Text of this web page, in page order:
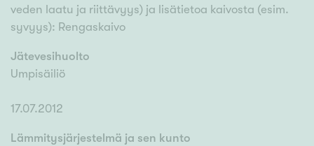
veden laatu ja riittävyys) ja lisätietoa kaivosta (esim.
syvyys): Rengaskaivo
Jätevesihuolto
Umpisäiliö
17.07.2012
Lämmitysjärjestelmä ja sen kunto